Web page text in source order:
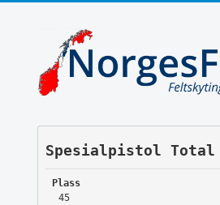
Spesialpistol Total
Plass
45